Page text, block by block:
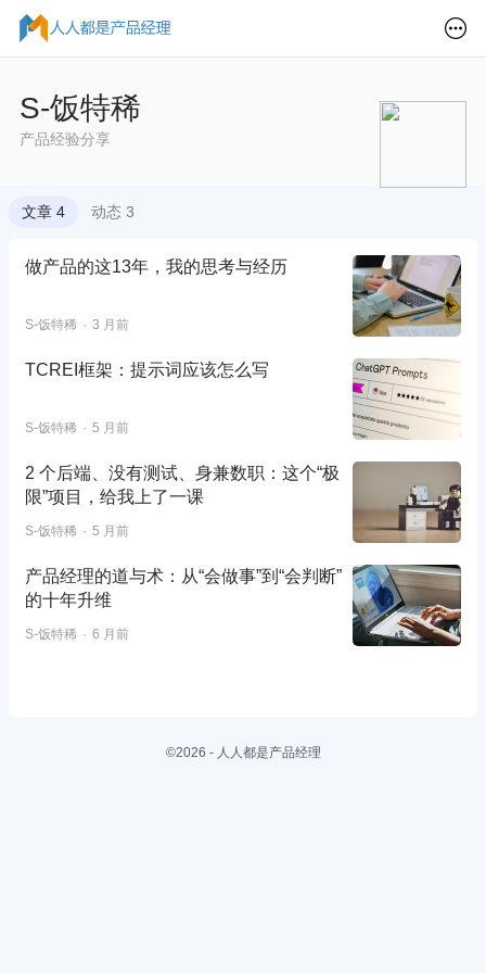
S-饭特稀
产品经验分享
文章 4 动态 3
做产品的这13年，我的思考与经历
S-饭特稀 3 月前
TCREI框架：提示词应该怎么写
S-饭特稀 5 月前
2 个后端、没有测试、身兼数职：这个“极
限”项目，给我上了一课
S-饭特稀 5 月前
产品经理的道与术：从“会做事”到“会判断”
的十年升维
S-饭特稀 6 月前
©2026 - 人人都是产品经理